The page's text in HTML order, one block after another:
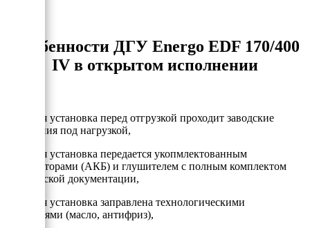
Особенности ДГУ Energo EDF 170/400
IV в открытом исполнении
- Каждая установка перед отгрузкой проходит заводские
испытания под нагрузкой,
- Каждая установка передается укопмлектованным
аккумулторами (АКБ) и глушителем с полным комплектом
технической документации,
- Каждая установка заправлена технологическими
жидкостями (масло, антифриз),